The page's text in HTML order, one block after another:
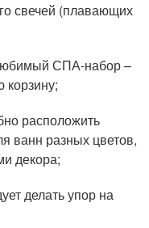
свечей (плавающих
СПА-набор –
корзину;
расположить
ванн разных цветов,
декора;
делать упор на